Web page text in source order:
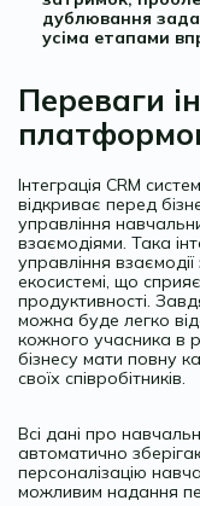
дублювання
усіма етапами
Переваги
Інтеграція CRM
відкриває перед
управління
взаємодіями. Така
управління
екосистемі, що
продуктивності.
можна буде легко
кожного учасника в
бізнесу мати повну
своїх співробітників.
Всі дані про
автоматично
персоналізацію
можливим надання